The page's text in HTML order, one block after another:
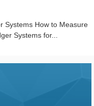
Systems How to Measure
Systems for...